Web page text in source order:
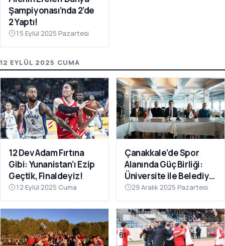
Şampiyonası’nda 2’de
2 Yaptı!
15 Eylül 2025 Pazartesi
12 EYLÜL 2025 CUMA
12 Dev Adam Fırtına
Gibi: Yunanistan’ı Ezip
Geçtik, Finaldeyiz!
12 Eylül 2025 Cuma
Çanakkale’de Spor
Alanında Güç Birliği:
Üniversite ile Belediye
Kulüpleri İş Birliği Yaptı
29 Aralık 2025 Pazartesi